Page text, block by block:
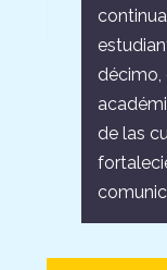
décimo,
de las